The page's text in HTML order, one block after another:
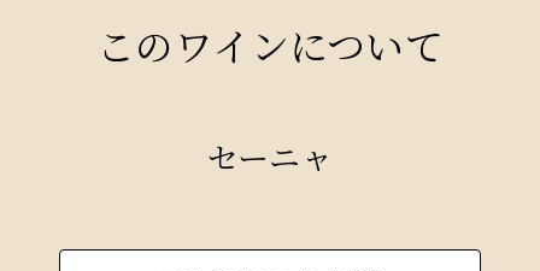
このワインについて
セーニャ